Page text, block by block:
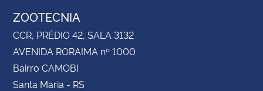
ZOOTECNIA
CCR, PRÉDIO 42, SALA 3132
AVENIDA RORAIMA nº 1000
Bairro CAMOBI
Santa Maria - RS